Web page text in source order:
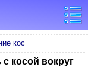
кос
косой вокруг